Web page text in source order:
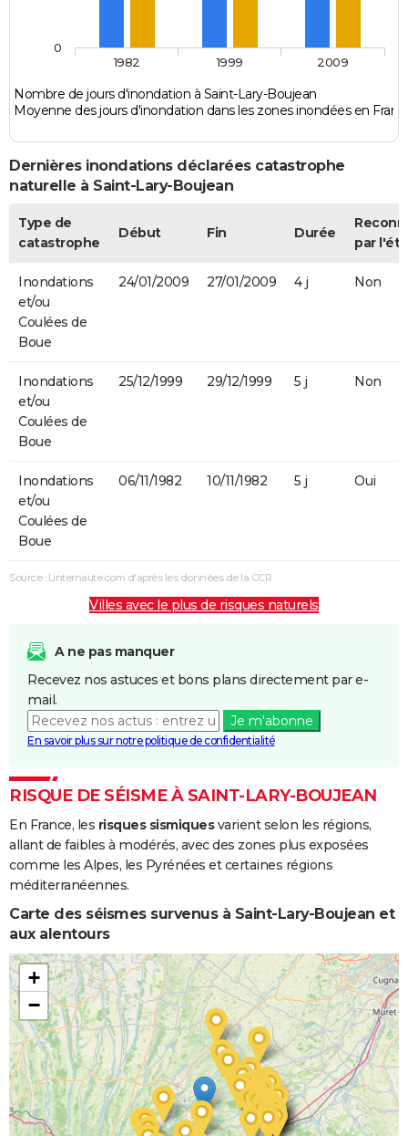
Nombre de jours d'inondation à Saint-Lary-Boujean
Moyenne des jours d'inondation dans les zones inondées en
1982 1999 2009
0
Dernières inondations déclarées catastrophe
naturelle à Saint-Lary-Boujean
Type de
catastrophe
Début Fin Durée
par
Inondations
et/ou
Coulées de
Boue
24/01/2009 27/01/2009 4 j Non
Inondations
et/ou
Coulées de
Boue
25/12/1999 29/12/1999 5 j Non
Inondations
et/ou
Coulées de
Boue
06/11/1982 10/11/1982 5 j Oui
Source : Linternaute.com d'après les données de la CCR
Villes avec le plus de risques naturels
A ne pas manquer
Recevez nos astuces et bons plans directement par e-
mail.
Je m'abonne
En savoir plus sur notre politique de confidentialité
RISQUE DE SÉISME À SAINT-LARY-BOUJEAN
En France, les risques sismiquesvarient selon les régions,
allant de faibles à modérés, avec des zones plus exposées
comme les Alpes, les Pyrénées et certaines régions
méditerranéennes.
Carte des séismes survenus à Saint-Lary-Boujean et
aux alentours
+
−